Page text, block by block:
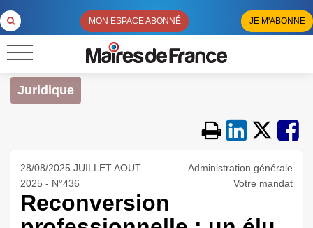
MON ESPACE ABONNÉ JE M'ABONNE
Juridique
28/08/2025 JUILLET AOUT
2025 - N°436
Administration générale
Votre mandat
Reconversion